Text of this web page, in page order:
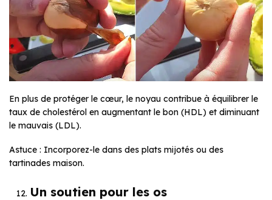
En plus de protéger le cœur, le noyau contribue à équilibrer le
taux de cholestérol en augmentant le bon (HDL) et diminuant
le mauvais (LDL).
Astuce : Incorporez-le dans des plats mijotés ou des
tartinades maison.
Un soutien pour les os